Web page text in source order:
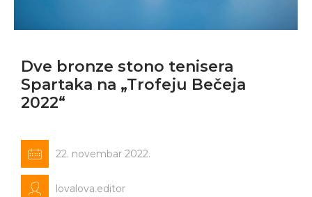
Dve bronze stono tenisera
Spartaka na „Trofeju Bečeja
2022“
22. novembar 2022.
lovalova.editor